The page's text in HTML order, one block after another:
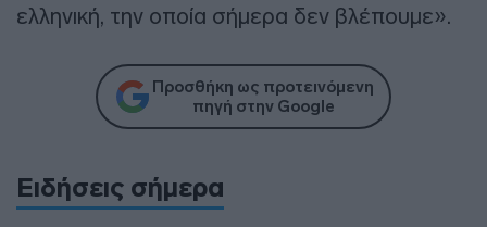
ελληνική, την οποία σήμερα δεν βλέπουμε».
Προσθήκη ως προτεινόμενη
πηγή στην Google
Ειδήσεις σήμερα